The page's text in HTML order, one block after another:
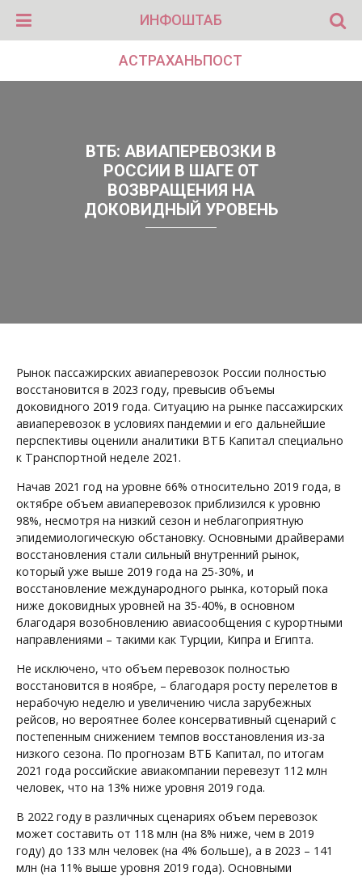
ИНФОШТАБ
АСТРАХАНЬПОСТ
ВТБ: АВИАПЕРЕВОЗКИ В
РОССИИ В ШАГЕ ОТ
ВОЗВРАЩЕНИЯ НА
ДОКОВИДНЫЙ УРОВЕНЬ
Рынок пассажирских авиаперевозок России полностью
восстановится в 2023 году, превысив объемы
доковидного 2019 года. Ситуацию на рынке пассажирских
авиаперевозок в условиях пандемии и его дальнейшие
перспективы оценили аналитики ВТБ Капитал специально
к Транспортной неделе 2021.
Начав 2021 год на уровне 66% относительно 2019 года, в
октябре объем авиаперевозок приблизился к уровню
98%, несмотря на низкий сезон и неблагоприятную
эпидемиологическую обстановку. Основными драйверами
восстановления стали сильный внутренний рынок,
который уже выше 2019 года на 25-30%, и
восстановление международного рынка, который пока
ниже доковидных уровней на 35-40%, в основном
благодаря возобновлению авиасообщения с курортными
направлениями – такими как Турции, Кипра и Египта.
Не исключено, что объем перевозок полностью
восстановится в ноябре, – благодаря росту перелетов в
нерабочую неделю и увеличению числа зарубежных
рейсов, но вероятнее более консервативный сценарий с
постепенным снижением темпов восстановления из-за
низкого сезона. По прогнозам ВТБ Капитал, по итогам
2021 года российские авиакомпании перевезут 112 млн
человек, что на 13% ниже уровня 2019 года.
В 2022 году в различных сценариях объем перевозок
может составить от 118 млн (на 8% ниже, чем в 2019
году) до 133 млн человек (на 4% больше), а в 2023 – 141
млн (на 11% выше уровня 2019 года). Основными